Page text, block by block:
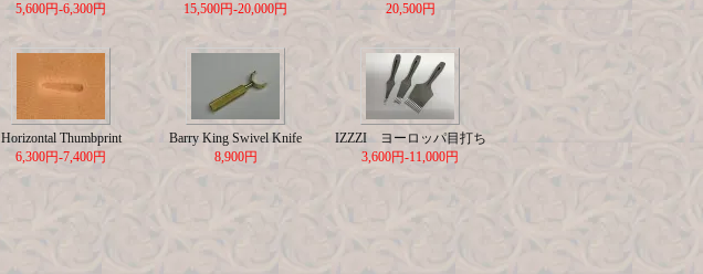
5,600円-6,300円
15,500円-20,000円
20,500円
Horizontal Thumbprint
6,300円-7,400円
Barry King Swivel Knife
8,900円
IZZZI ヨーロッパ目打ち
3,600円-11,000円